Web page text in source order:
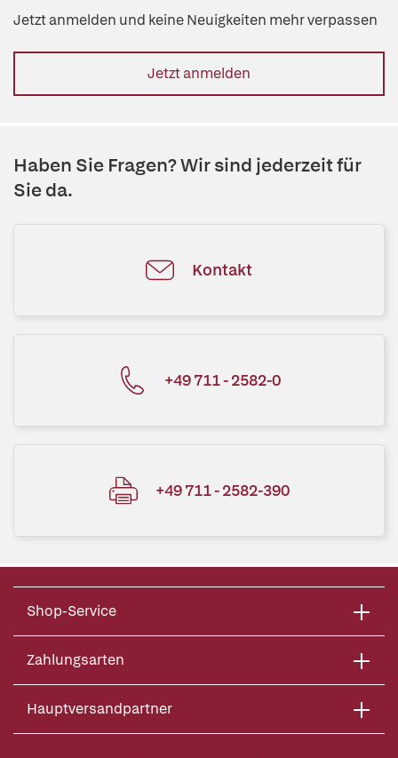
Jetzt anmelden und keine Neuigkeiten mehr verpassen
Jetzt anmelden
Haben Sie Fragen? Wir sind jederzeit für
Sie da.
Kontakt
+49 711 - 2582-0
+49 711 - 2582-390
Shop-Service
Zahlungsarten
Hauptversandpartner